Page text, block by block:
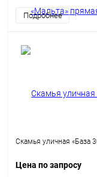
Подробнее
Скамья уличная «База
Цена по запросу